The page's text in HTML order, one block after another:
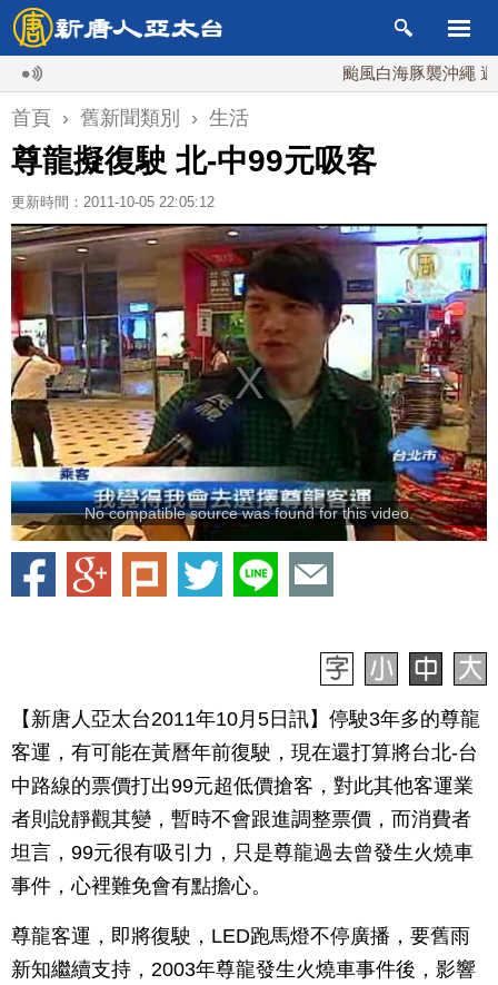
颱風白海豚襲沖繩 週末
首頁 › 舊新聞類別 › 生活
尊龍擬復駛 北-中99元吸客
更新時間：2011-10-05 22:05:12
No compatible source was found for this video.
【新唐人亞太台2011年10月5日訊】停駛3年多的尊龍
客運，有可能在黃曆年前復駛，現在還打算將台北-台
中路線的票價打出99元超低價搶客，對此其他客運業
者則說靜觀其變，暫時不會跟進調整票價，而消費者
坦言，99元很有吸引力，只是尊龍過去曾發生火燒車
事件，心裡難免會有點擔心。
尊龍客運，即將復駛，LED跑馬燈不停廣播，要舊雨
新知繼續支持，2003年尊龍發生火燒車事件後，影響